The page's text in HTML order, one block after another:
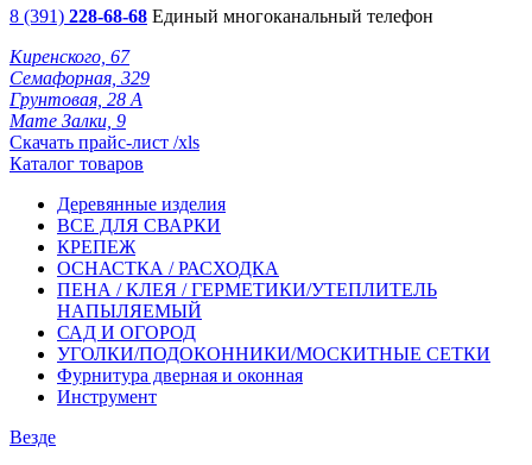
8 (391) 228-68-68 Единый многоканальный телефон
Киренского, 67
Семафорная, 329
Грунтовая, 28 А
Мате Залки, 9
Скачать прайс-лист /xls
Каталог товаров
Деревянные изделия
ВСЕ ДЛЯ СВАРКИ
КРЕПЕЖ
ОСНАСТКА / РАСХОДКА
ПЕНА / КЛЕЯ / ГЕРМЕТИКИ/УТЕПЛИТЕЛЬ
НАПЫЛЯЕМЫЙ
САД И ОГОРОД
УГОЛКИ/ПОДОКОННИКИ/МОСКИТНЫЕ СЕТКИ
Фурнитура дверная и оконная
Инструмент
Везде